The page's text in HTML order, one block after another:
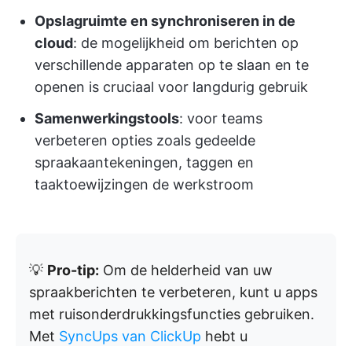
Opslagruimte en synchroniseren in de
cloud: de mogelijkheid om berichten op
verschillende apparaten op te slaan en te
openen is cruciaal voor langdurig gebruik
Samenwerkingstools: voor teams
verbeteren opties zoals gedeelde
spraakaantekeningen, taggen en
taaktoewijzingen de werkstroom
💡 Pro-tip: Om de helderheid van uw
spraakberichten te verbeteren, kunt u apps
met ruisonderdrukkingsfuncties gebruiken.
Met SyncUps van ClickUp hebt u